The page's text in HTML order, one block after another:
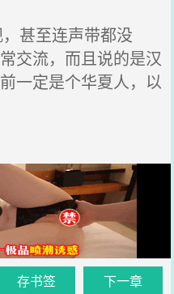
甚至连声带都没
交流，而且说的是汉
一定是个华夏人，以
存书签 下一章